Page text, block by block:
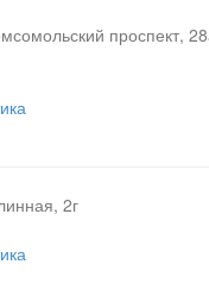
проспект,
2г